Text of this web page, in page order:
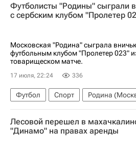
Аль-Фатех
Спорт
Футболисты "Родины" сыграли
с сербским клубом "Пролетер
Московская "Родина" сыграла
футбольным клубом "Пролетер 023"
товарищеском матче.
17 июля, 22:24 336
Футбол Спорт
Родина
Сербия
Лесовой перешел в
"Динамо" на правах аренды